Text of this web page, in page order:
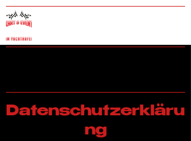
Datenschutzerkläru
ng